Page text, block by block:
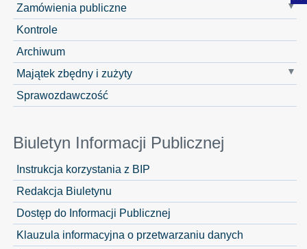
Zamówienia publiczne
Kontrole
Archiwum
Majątek zbędny i zużyty
Sprawozdawczość
Biuletyn Informacji Publicznej
Instrukcja korzystania z BIP
Redakcja Biuletynu
Dostęp do Informacji Publicznej
Klauzula informacyjna o przetwarzaniu danych